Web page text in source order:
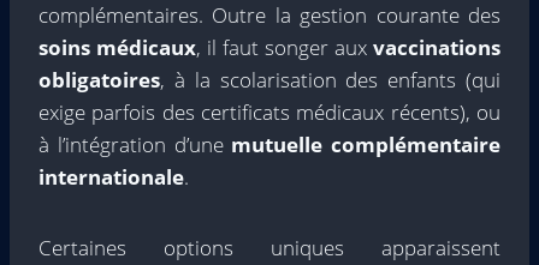
complémentaires. Outre la gestion courante des
soins médicaux, il faut songer aux vaccinations
obligatoires, à la scolarisation des enfants (qui
exige parfois des certificats médicaux récents), ou
à l’intégration d’une mutuelle complémentaire
internationale.
Certaines options uniques apparaissent